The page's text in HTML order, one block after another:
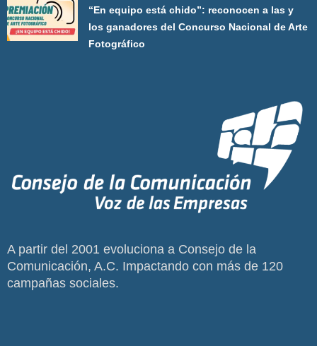
“En equipo está chido”: reconocen a las y
los ganadores del Concurso Nacional de Arte
Fotográfico
A partir del 2001 evoluciona a Consejo de la
Comunicación, A.C. Impactando con más de 120
campañas sociales.